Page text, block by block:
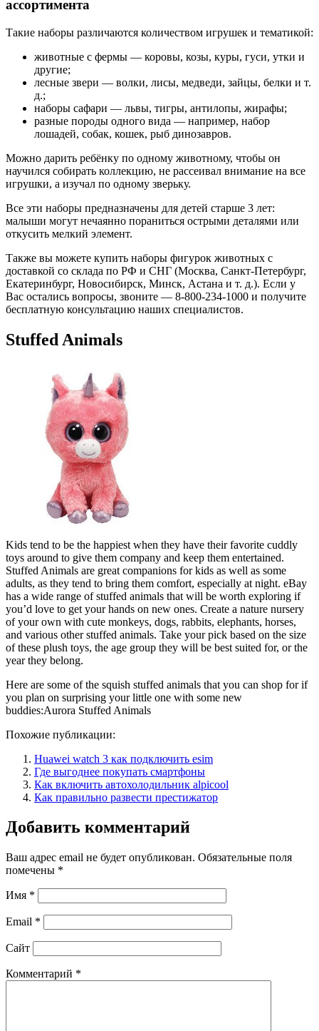
ассортимента
Такие наборы различаются количеством игрушек и тематикой:
животные с фермы — коровы, козы, куры, гуси, утки и
другие;
лесные звери — волки, лисы, медведи, зайцы, белки и т.
д.;
наборы сафари — львы, тигры, антилопы, жирафы;
разные породы одного вида — например, набор
лошадей, собак, кошек, рыб динозавров.
Можно дарить ребёнку по одному животному, чтобы он
научился собирать коллекцию, не рассеивал внимание на все
игрушки, а изучал по одному зверьку.
Все эти наборы предназначены для детей старше 3 лет:
малыши могут нечаянно пораниться острыми деталями или
откусить мелкий элемент.
Также вы можете купить наборы фигурок животных с
доставкой со склада по РФ и СНГ (Москва, Санкт-Петербург,
Екатеринбург, Новосибирск, Минск, Астана и т. д.). Если у
Вас остались вопросы, звоните — 8-800-234-1000 и получите
бесплатную консультацию наших специалистов.
Stuffed Animals
Kids tend to be the happiest when they have their favorite cuddly
toys around to give them company and keep them entertained.
Stuffed Animals are great companions for kids as well as some
adults, as they tend to bring them comfort, especially at night. eBay
has a wide range of stuffed animals that will be worth exploring if
you’d love to get your hands on new ones. Create a nature nursery
of your own with cute monkeys, dogs, rabbits, elephants, horses,
and various other stuffed animals. Take your pick based on the size
of these plush toys, the age group they will be best suited for, or the
year they belong.
Here are some of the squish stuffed animals that you can shop for if
you plan on surprising your little one with some new
buddies:Aurora Stuffed Animals
Похожие публикации:
Huawei watch 3 как подключить esim
Где выгоднее покупать смартфоны
Как включить автохолодильник alpicool
Как правильно развести престижатор
Добавить комментарий
Ваш адрес email не будет опубликован. Обязательные поля
помечены *
Имя *
Email *
Сайт
Комментарий *